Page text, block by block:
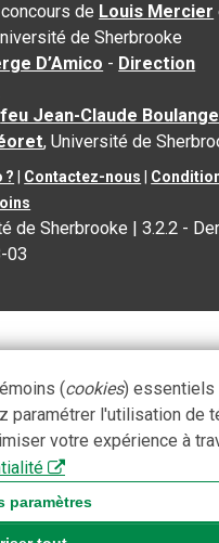
de Louis Mercier
de Sherbrooke
D’Amico - Direction
feu Jean-Claude
, Université de
? Contactez-nous
de Sherbrooke |3.2.2 -
03
(cookies) essentiels
paramétrer l'utilisation de
votre expérience à
paramètres